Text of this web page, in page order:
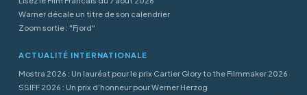
Warner décale un titre de son calendrier
Zoom sortie : "Fjord"
ACTUALITÉ INTERNATIONALE
Mostra 2026 : Un lauréat pour le prix Cartier Glory to the Filmmaker 2026
SSIFF 2026 : Un prix d’honneur pour Werner Herzog